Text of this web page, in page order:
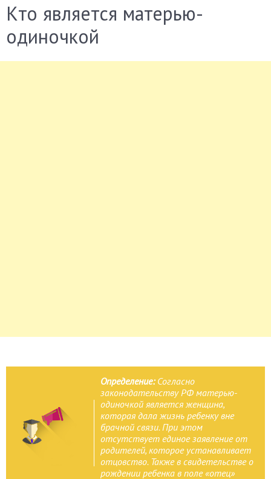
Кто является матерью-
одиночкой
Определение: Согласно
законодательству РФ матерью-
одиночкой является женщина,
которая дала жизнь ребенку вне
брачной связи. При этом
отсутствует единое заявление от
родителей, которое устанавливает
отцовство. Также в свидетельстве о
рождении ребенка в поле «отец»